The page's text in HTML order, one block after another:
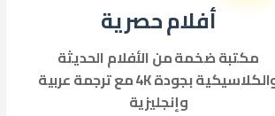
أفلام حصرية
مكتبة ضخمة من الأفلام الحديثة
والكلاسيكية بجودة 4K مع ترجمة عربية
وإنجليزية